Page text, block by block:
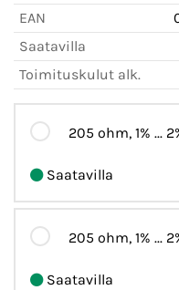
EAN
Saatavilla
Toimituskulut alk.
205 ohm, 1% ...
Saatavilla
205 ohm, 1% ...
Saatavilla